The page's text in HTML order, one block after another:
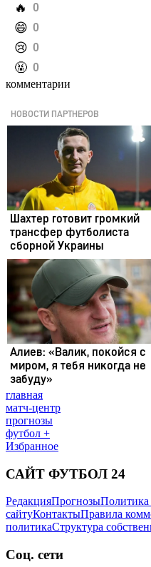
️🔥 0
️😄 0
️😢 0
️🤬 0
комментарии
главная
матч-центр
прогнозы
футбол +
Избранное
САЙТ ФУТБОЛ 24
РедакцияПрогнозыПолитика
сайтуКонтактыПравила
политикаСтруктура
Соц. сети